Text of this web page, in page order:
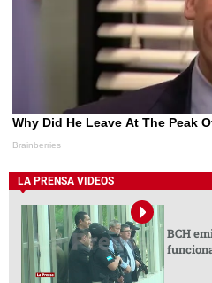
LA PRENSA VIDEOS
BCH